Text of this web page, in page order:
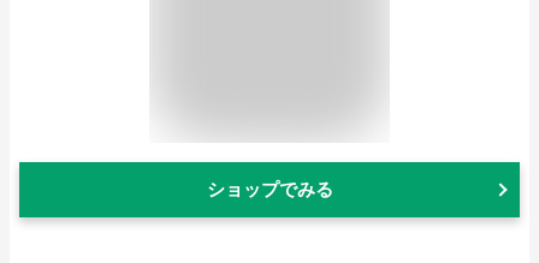
ショップでみる